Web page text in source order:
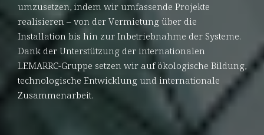
umzusetzen, indem wir umfassende Projekte
realisieren – von der Vermietung über die
Installation bis hin zur Inbetriebnahme der Systeme.
Dank der Unterstützung der internationalen
LEMARRC-Gruppe setzen wir auf ökologische Bildung,
technologische Entwicklung und internationale
Zusammenarbeit.